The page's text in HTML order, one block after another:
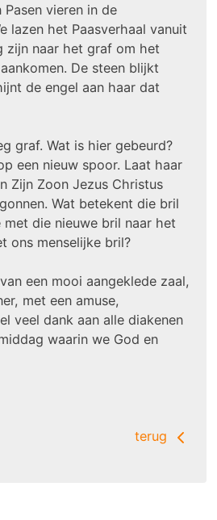
vieren in de
lazen het Paasverhaal vanuit
zijn naar het graf om het
De steen blijkt
de engel aan haar dat
graf. Wat is hier gebeurd?
een nieuw spoor. Laat haar
Zijn Zoon Jezus Christus
Wat betekent die bril
die nieuwe bril naar het
ons menselijke bril?
een mooi aangeklede zaal,
met een amuse,
veel dank aan alle diakenen
waarin we God en
terug